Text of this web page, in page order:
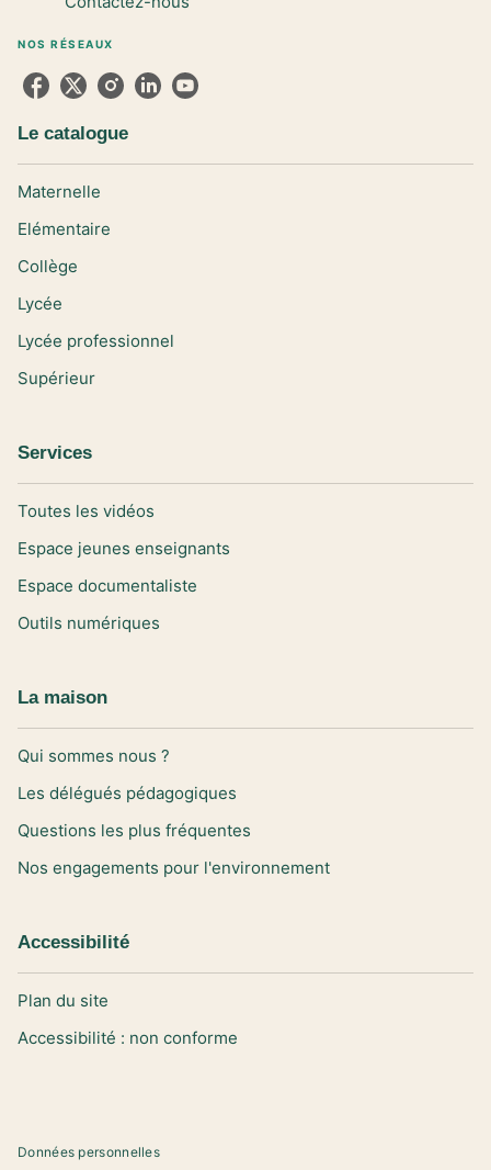
NOS RÉSEAUX
Le catalogue
Maternelle
Elémentaire
Collège
Lycée
Lycée professionnel
Supérieur
Services
Toutes les vidéos
Espace jeunes enseignants
Espace documentaliste
Outils numériques
La maison
Qui sommes nous ?
Les délégués pédagogiques
Questions les plus fréquentes
Nos engagements pour l'environnement
Accessibilité
Plan du site
Accessibilité : non conforme
Données personnelles